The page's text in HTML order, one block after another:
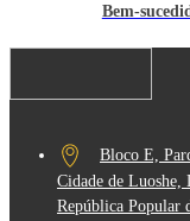
Bem-
Bloco E,
Cidade de Luoshe,
República Popular